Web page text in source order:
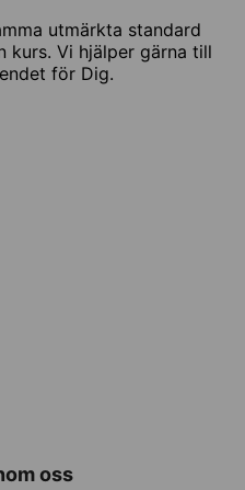
utmärkta standard
Vi hjälper gärna till
för Dig.
oss